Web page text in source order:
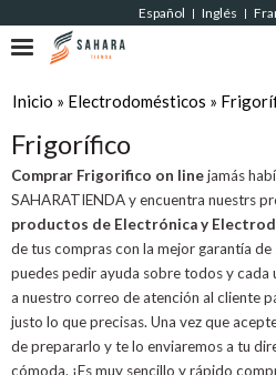
Español | Inglés |
Inicio » Electrodomésticos »
Frigorífico
Comprar Frigorifico on linejamás
SAHARATIENDA y encuentra nuestrs
productos de Electrónica y
de tus compras con la mejor garantía
puedes pedir ayuda sobre todos y cada
a nuestro correo de atención al cliente
justo lo que precisas. Una vez que
de prepararlo y te lo enviaremos a tu
cómoda. ¡Es muy sencillo y rápido